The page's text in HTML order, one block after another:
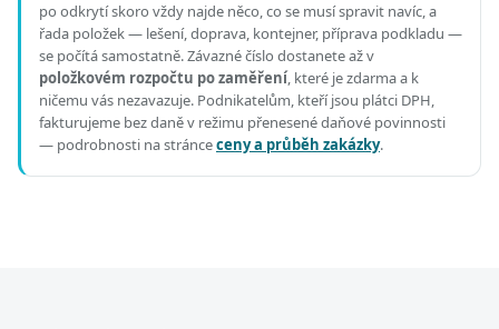
po odkrytí skoro vždy najde něco, co se musí spravit navíc, a
řada položek — lešení, doprava, kontejner, příprava podkladu —
se počítá samostatně. Závazné číslo dostanete až v
položkovém rozpočtu po zaměření, které je zdarma a k
ničemu vás nezavazuje. Podnikatelům, kteří jsou plátci DPH,
fakturujeme bez daně v režimu přenesené daňové povinnosti
— podrobnosti na stránceceny a průběh zakázky.